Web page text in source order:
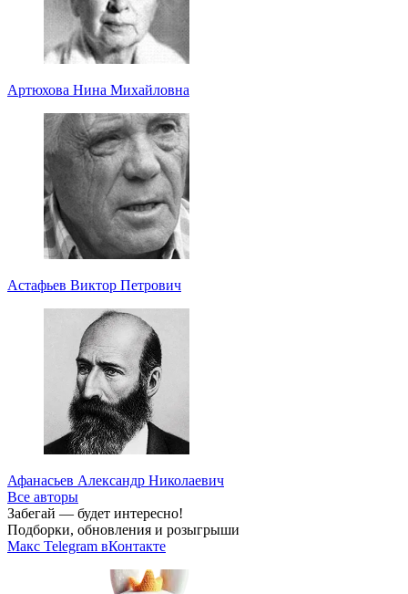
Артюхова Нина Михайловна
Астафьев Виктор Петрович
Афанасьев Александр Николаевич
Все авторы
Забегай — будет интересно!
Подборки, обновления и розыгрыши
Макс Telegram вКонтакте